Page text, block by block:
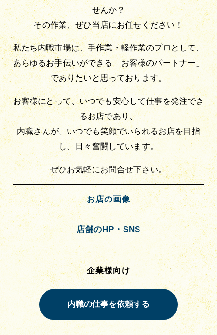
せんか？
その作業、ぜひ当店にお任せください！
私たち内職市場は、手作業・軽作業のプロとして、
あらゆるお手伝いができる「お客様のパートナー」
でありたいと思っております。
お客様にとって、いつでも安心して仕事を発注でき
るお店であり、
内職さんが、いつでも笑顔でいられるお店を目指
し、日々奮闘しています。
ぜひお気軽にお問合せ下さい。
お店の画像
店舗のHP・SNS
企業様向け